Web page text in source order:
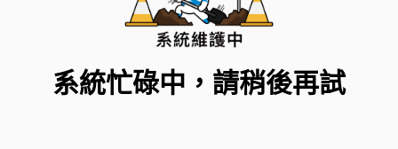
系統忙碌中，請稍後再試